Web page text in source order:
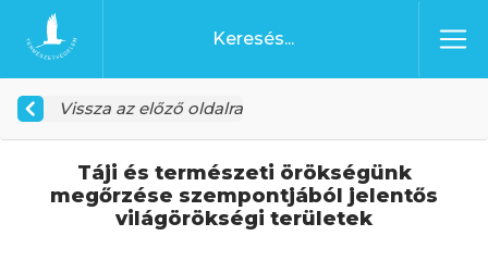
Ugrás a tartalomhoz
Főoldal
Vissza az előző oldalra
Táji és természeti örökségünk
megőrzése szempontjából jelentős
világörökségi területek